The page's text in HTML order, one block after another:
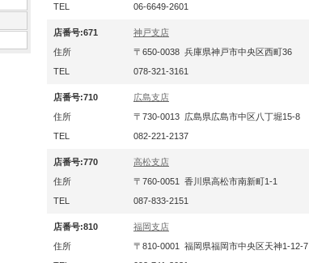
TEL
06-6649-2601
店番号:671
神戸支店
住所
〒650-0038 兵庫県神戸市中央区西町36
TEL
078-321-3161
店番号:710
広島支店
住所
〒730-0013 広島県広島市中区八丁堀15-8
TEL
082-221-2137
店番号:770
高松支店
住所
〒760-0051 香川県高松市南新町1-1
TEL
087-833-2151
店番号:810
福岡支店
住所
〒810-0001 福岡県福岡市中央区天神1-12-7